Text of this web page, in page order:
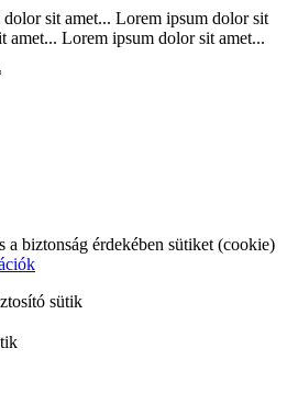
sit amet... Lorem ipsum dolor sit
amet... Lorem ipsum dolor sit amet...
a biztonság érdekében sütiket (cookie)
sütik